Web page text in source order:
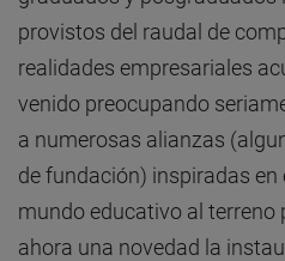
provistos del raudal de
realidades empresariales
venido preocupando
a numerosas alianzas
de fundación) inspiradas en
mundo educativo al terreno
ahora una novedad la